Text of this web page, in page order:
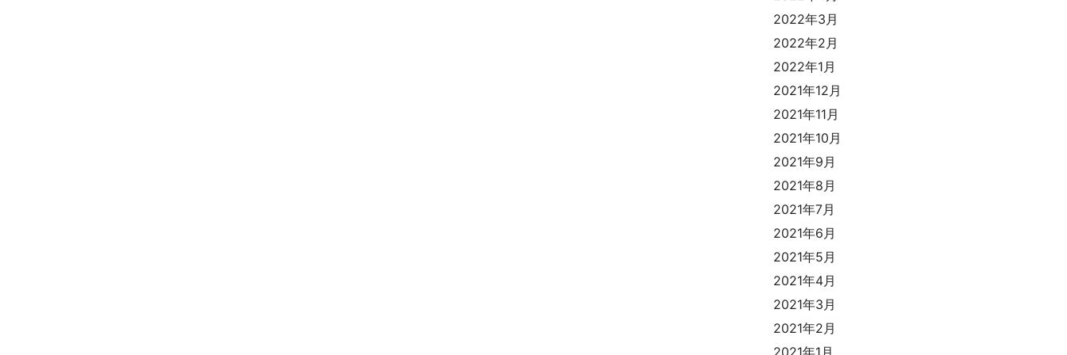
2022年3月
2022年2月
2022年1月
2021年12月
2021年11月
2021年10月
2021年9月
2021年8月
2021年7月
2021年6月
2021年5月
2021年4月
2021年3月
2021年2月
2021年1月